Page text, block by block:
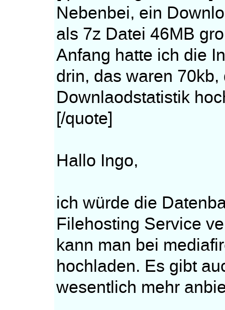
Nebenbei, ein
als 7z Datei 46MB
Anfang hatte ich die
drin, das waren
Downlaodstatistik
[/quote]
Hallo Ingo,
ich würde die
Filehosting Service
kann man bei
hochladen. Es gibt
wesentlich mehr